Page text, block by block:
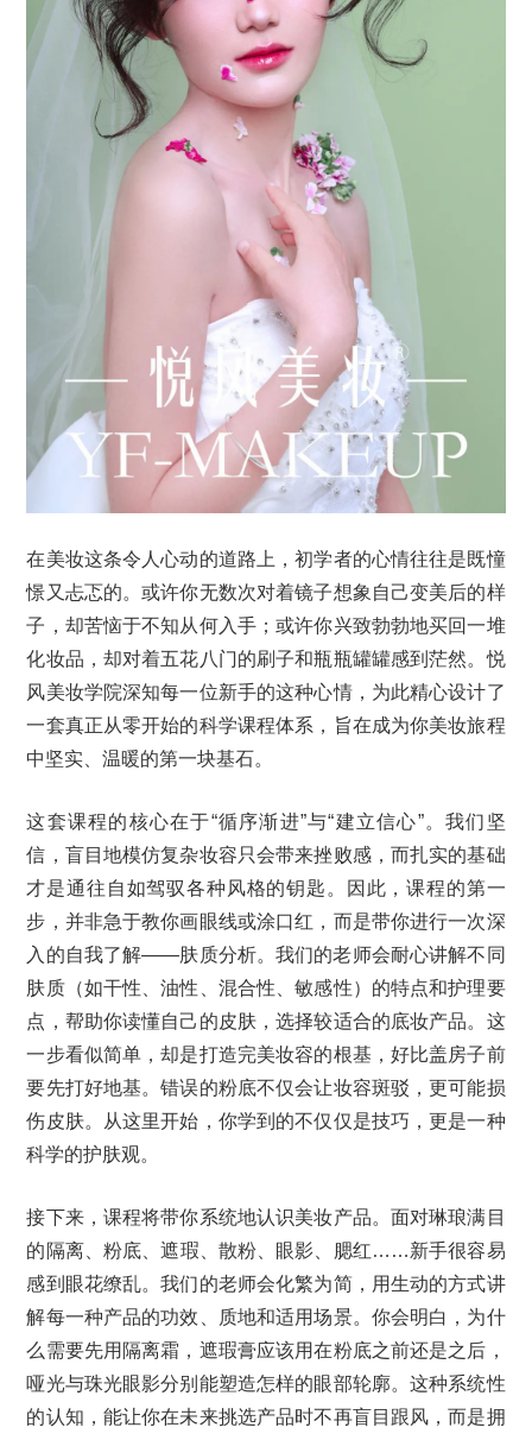
在美妆这条令人心动的道路上，初学者的心情往往是既憧
憬又忐忑的。或许你无数次对着镜子想象自己变美后的样
子，却苦恼于不知从何入手；或许你兴致勃勃地买回一堆
化妆品，却对着五花八门的刷子和瓶瓶罐罐感到茫然。悦
风美妆学院深知每一位新手的这种心情，为此精心设计了
一套真正从零开始的科学课程体系，旨在成为你美妆旅程
中坚实、温暖的第一块基石。
这套课程的核心在于“循序渐进”与“建立信心”。我们坚
信，盲目地模仿复杂妆容只会带来挫败感，而扎实的基础
才是通往自如驾驭各种风格的钥匙。因此，课程的第一
步，并非急于教你画眼线或涂口红，而是带你进行一次深
入的自我了解——肤质分析。我们的老师会耐心讲解不同
肤质（如干性、油性、混合性、敏感性）的特点和护理要
点，帮助你读懂自己的皮肤，选择较适合的底妆产品。这
一步看似简单，却是打造完美妆容的根基，好比盖房子前
要先打好地基。错误的粉底不仅会让妆容斑驳，更可能损
伤皮肤。从这里开始，你学到的不仅仅是技巧，更是一种
科学的护肤观。
接下来，课程将带你系统地认识美妆产品。面对琳琅满目
的隔离、粉底、遮瑕、散粉、眼影、腮红……新手很容易
感到眼花缭乱。我们的老师会化繁为简，用生动的方式讲
解每一种产品的功效、质地和适用场景。你会明白，为什
么需要先用隔离霜，遮瑕膏应该用在粉底之前还是之后，
哑光与珠光眼影分别能塑造怎样的眼部轮廓。这种系统性
的认知，能让你在未来挑选产品时不再盲目跟风，而是拥